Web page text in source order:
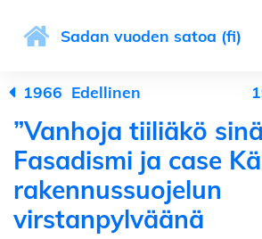
Sadan vuoden satoa (fi)
1966 Edellinen
”Vanhoja tiiliäkö
Fasadismi ja case
rakennussuojelun
virstanpylväänä